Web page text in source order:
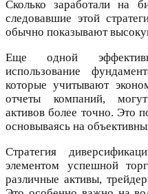
Сколько заработали на
следовавшие этой
обычно показывают
Еще одной
использование
которые учитывают
отчеты компаний,
активов более точно. Это
основываясь на
Стратегия
элементом успешной
различные активы,